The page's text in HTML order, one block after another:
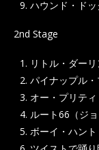
ハウンド・ド
2nd Stage
リトル・ダー
パイナップル
オー・プリテ
ルート66（ジ
ボーイ・ハン